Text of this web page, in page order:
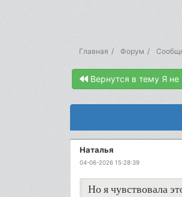
Главная Форум
Вернутся в тему Я не
Наталья
04-06-2026 15:28:39
Но я чувствовала